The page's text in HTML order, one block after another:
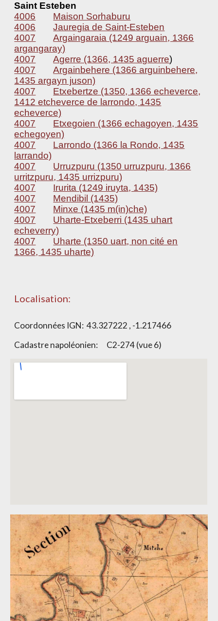
Saint Esteben
4006
Maison Sorhaburu
4006
Jauregia de Saint-Esteben
4007
Argaingaraia (1249 arguain, 1366
argangaray)
4007
Agerre (1366, 1435 aguerre)
4007
Argainbehere (1366 arguinbehere,
1435 argayn juson)
4007
Etxebertze (1350, 1366 echeverce,
1412 etcheverce de larrondo, 1435
echeverce)
4007
Etxegoien (1366 echagoyen, 1435
echegoyen)
4007
Larrondo (1366 la Rondo, 1435
larrando)
4007
Urruzpuru (1350 urruzpuru, 1366
urritzpuru, 1435 urrizpuru)
4007
Irurita (1249 iruyta, 1435)
4007
Mendibil (1435)
4007
Minxe (1435 m(in)che)
4007
Uharte-Etxeberri (1435 uhart
echeverry)
4007
Uharte (1350 uart, non cité en
1366, 1435 uharte)
Localisation:
Coordonnées IGN: 43.327222 , -1.217466
Cadastre napoléonien: C2-274 (vue 6)